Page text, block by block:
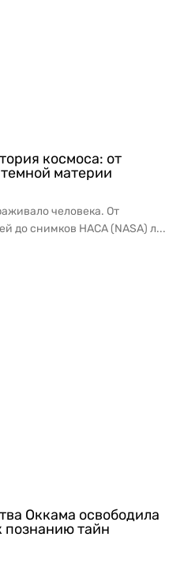
космоса: от
материи
человека. От
до снимков НАСА (NASA) л...
Оккама освободила
познанию тайн